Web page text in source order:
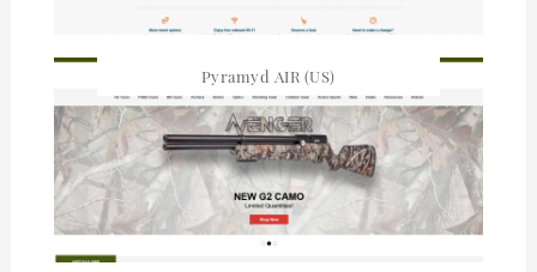
Pyramyd AIR (US)